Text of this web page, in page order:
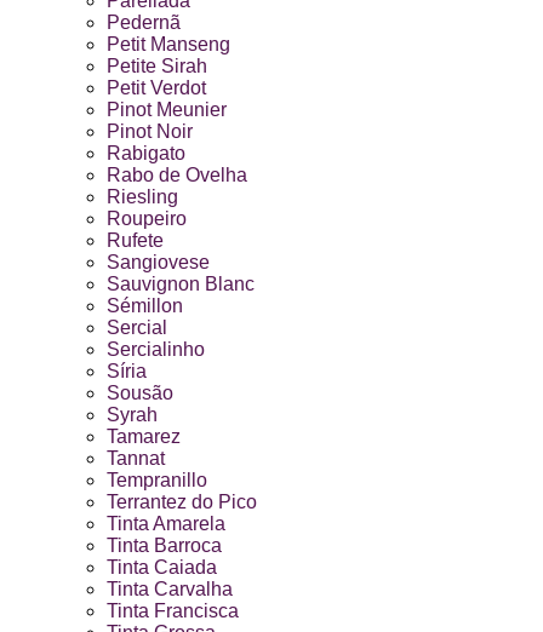
Pedernã
Petit Manseng
Petite Sirah
Petit Verdot
Pinot Meunier
Pinot Noir
Rabigato
Rabo de Ovelha
Riesling
Roupeiro
Rufete
Sangiovese
Sauvignon Blanc
Sémillon
Sercial
Sercialinho
Síria
Sousão
Syrah
Tamarez
Tannat
Tempranillo
Terrantez do Pico
Tinta Amarela
Tinta Barroca
Tinta Caiada
Tinta Carvalha
Tinta Francisca